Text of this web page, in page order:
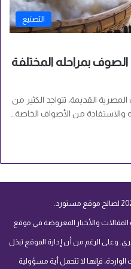
التصنيع
بمراحله المختلفة
القديمة، تتواجد الكثير من
والاستفادة من الأصواف الخاصة…
والأخبار المعروضة في موقع
وعلى الرغم من أن إدارة الموقع تبذل
فإنها لا تتحمل أية مسؤولية